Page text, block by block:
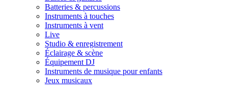
Batteries & percussions
Instruments à touches
Instruments à vent
Live
Studio & enregistrement
Éclairage & scène
Équipement DJ
Instruments de musique pour enfants
Jeux musicaux